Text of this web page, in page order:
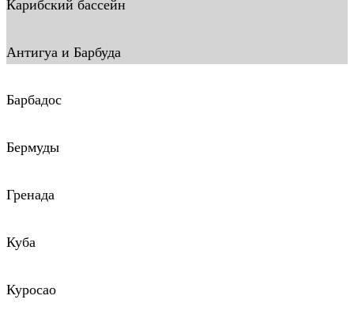
Карибский бассейн
Антигуа и Барбуда
Барбадос
Бермуды
Гренада
Куба
Куросао